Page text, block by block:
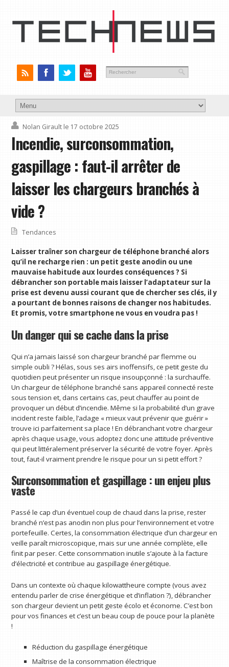
Nolan Girault le 17 octobre 2025
Incendie, surconsommation,
gaspillage : faut-il arrêter de
laisser les chargeurs branchés à
vide ?
Tendances
Laisser traîner son chargeur de téléphone branché alors
qu’il ne recharge rien : un petit geste anodin ou une
mauvaise habitude aux lourdes conséquences ? Si
débrancher son portable mais laisser l’adaptateur sur la
prise est devenu aussi courant que de chercher ses clés, il y
a pourtant de bonnes raisons de changer nos habitudes.
Et promis, votre smartphone ne vous en voudra pas !
Un danger qui se cache dans la prise
Qui n’a jamais laissé son chargeur branché par flemme ou
simple oubli ? Hélas, sous ses airs inoffensifs, ce petit geste du
quotidien peut présenter un risque insoupçonné : la surchauffe.
Un chargeur de téléphone branché sans appareil connecté reste
sous tension et, dans certains cas, peut chauffer au point de
provoquer un début d’incendie. Même si la probabilité d’un grave
incident reste faible, l’adage « mieux vaut prévenir que guérir »
trouve ici parfaitement sa place ! En débranchant votre chargeur
après chaque usage, vous adoptez donc une attitude préventive
qui peut littéralement préserver la sécurité de votre foyer. Après
tout, faut-il vraiment prendre le risque pour un si petit effort ?
Surconsommation et gaspillage : un enjeu plus
vaste
Passé le cap d’un éventuel coup de chaud dans la prise, rester
branché n’est pas anodin non plus pour l’environnement et votre
portefeuille. Certes, la consommation électrique d’un chargeur en
veille paraît microscopique, mais sur une année complète, elle
finit par peser. Cette consommation inutile s’ajoute à la facture
d’électricité et contribue au gaspillage énergétique.
Dans un contexte où chaque kilowattheure compte (vous avez
entendu parler de crise énergétique et d’inflation ?), débrancher
son chargeur devient un petit geste écolo et économe. C’est bon
pour vos finances et c’est un beau coup de pouce pour la planète
!
Réduction du gaspillage énergétique
Maîtrise de la consommation électrique